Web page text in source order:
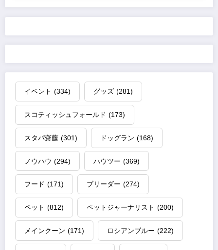
イベント (334) グッズ (281)
スコティッシュフォールド (173)
スタパ齋藤 (301) ドッグラン (168)
ノウハウ (294) ハウツー (369)
フード (171) ブリーダー (274)
ペット (812) ペットジャーナリスト (200)
メインクーン (171) ロシアンブルー (222)